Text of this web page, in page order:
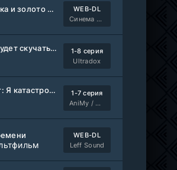
Оскар, Патка и золото Балтики
WEB-DL
Синема УС
Никто не будет скучать по нам
1-8 серия
Ultradox
Некромант: Я катастрофа
1-7 серия
AniMy / RuChiMe
WEB-DL
Leff Sound